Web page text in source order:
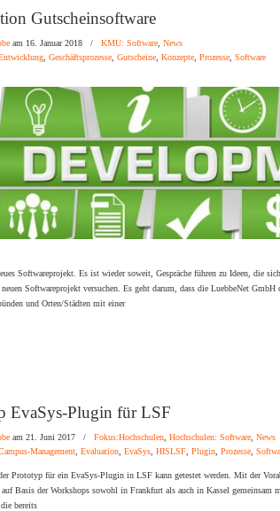
Gutscheinsoftware
am 16. Januar 2018 / KMU: Software, News
, Geschäftsprozesse, Gutscheine, Konzepte, Prozesse, Software
Softwareprojekt. Es ist wieder soweit, Gespräche führen zu Ideen, die
Softwareprojekt versuchen. Es geht darum, dass die LuebbeNet
und Orten/Städten mit einer
EvaSys-Plugin für LSF
am 21. Juni 2017 / Fokus:Hochschulen, Hochschulen: Software, News
Management, Evaluation, EvaSys, HISLSF, Plugin, Prozesse,
Prototyp für ein EvaSys-Plugin in LSF kann getestet werden. Mit der
Basis der Workshops sowohl in Frankfurt als auch in Kassel gemeinsam
bereits